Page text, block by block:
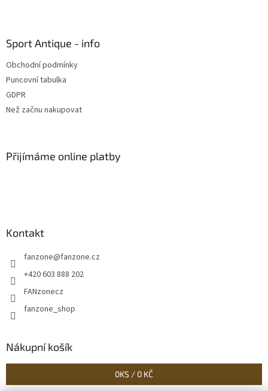
Sport Antique - info
Obchodní podmínky
Puncovní tabulka
GDPR
Než začnu nakupovat
Přijímáme online platby
Kontakt
fanzone@fanzone.cz
+420 603 888 202
FANzonecz
fanzone_shop
Nákupní košík
0KS / 0 KČ